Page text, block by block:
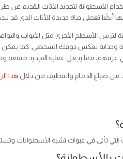
الأسطوانة لتجديد الأثاث القديم عن
تعطي حياة جديدة للأثاث الذي قد
الأسطح الأخرى مثل الأبواب
وجذابة تعكس ذوقك الشخصي. كما يمكن
مما يجعل عملية التجديد ممتعة
من صباغ الدمام والقطيف من خلال هذا
تأتي في عبوات تشبه الأسطوانات